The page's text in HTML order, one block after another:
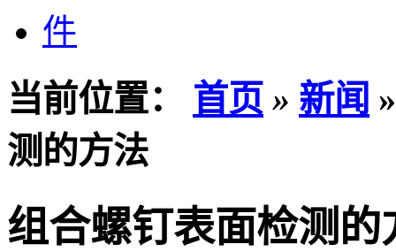
当前位置： 首页 » 新闻
测的方法
组合螺钉表面检测的